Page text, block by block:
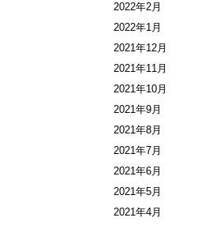
2022年2月
2022年1月
2021年12月
2021年11月
2021年10月
2021年9月
2021年8月
2021年7月
2021年6月
2021年5月
2021年4月